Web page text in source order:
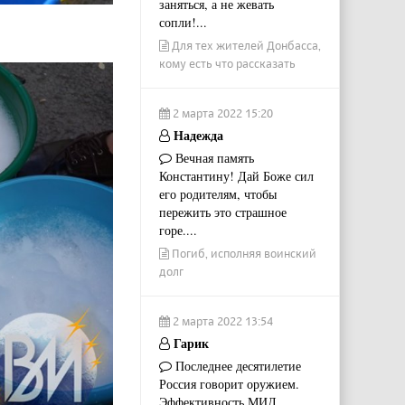
заняться, а не жевать
сопли!...
Для тех жителей Донбасса,
кому есть что рассказать
2 марта 2022 15:20
Надежда
Вечная память
Константину! Дай Боже сил
его родителям, чтобы
пережить это страшное
горе....
Погиб, исполняя воинский
долг
2 марта 2022 13:54
Гарик
Последнее десятилетие
Россия говорит оружием.